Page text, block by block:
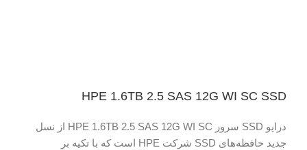
HPE 1.6TB 2.5 SAS 12G WI SC SSD
درایو SSD سرور HPE 1.6TB 2.5 SAS 12G WI SC از نسل
جدید حافظه‌های SSD شرکت HPE است که با تکیه بر